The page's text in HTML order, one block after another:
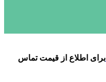
برای اطلاع از قیمت تماس